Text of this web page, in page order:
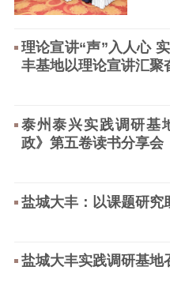
社科强省 工
新
精品生产 文
理论宣讲“声”入人心
丰基地以理论宣讲汇聚
泰州泰兴实践调研基
政》第五卷读书分享会
盐城大丰：以课题研究
盐城大丰实践调研基地